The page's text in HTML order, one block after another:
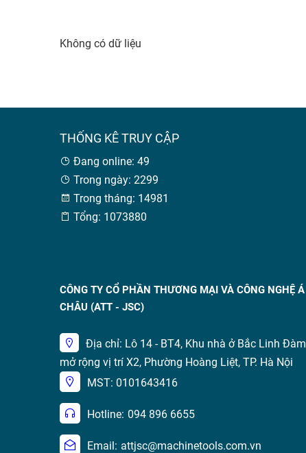
Không có dữ liệu
THỐNG KÊ TRUY CẬP
Đang online: 49
Trong ngày: 2299
Trong tháng: 14981
Tổng: 1073880
CÔNG TY CỔ PHẦN THƯƠNG MẠI VÀ CÔNG NGHỆ Á
CHÂU (ATT - JSC)
Địa chỉ: Lô 14 - BT4, Khu nhà ở Bắc Linh Đàm
mở rộng vị trí X2, Phường Hoàng Liệt, TP. Hà Nội
MST: 0101643416
Hotline: 094 896 6655
Email: attjsc@machinetools.com.vn